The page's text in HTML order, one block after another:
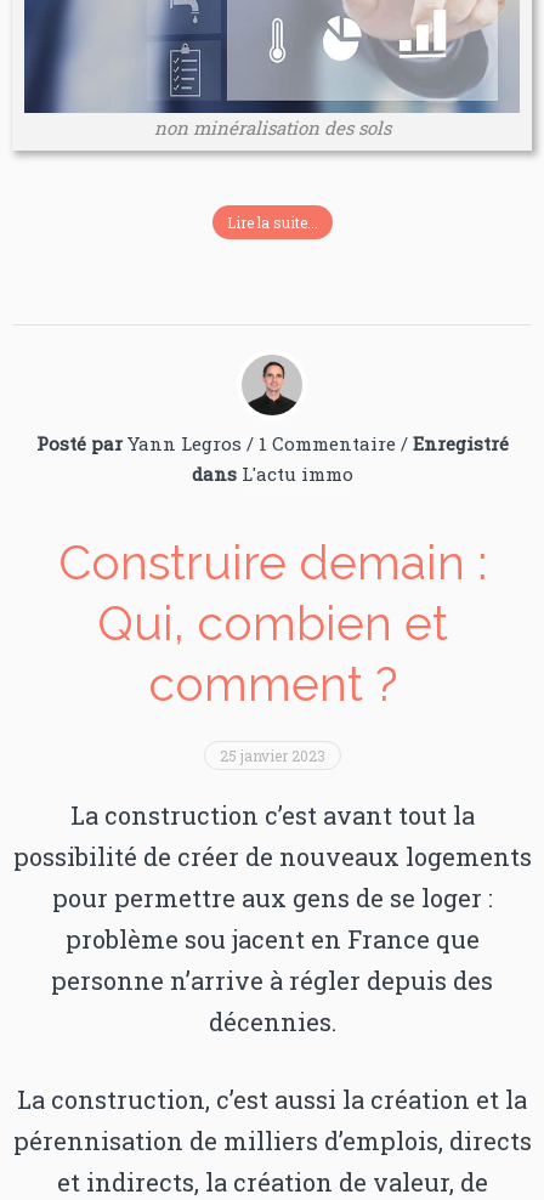
non minéralisation des sols
Lire la suite...
Posté par Yann Legros / 1 Commentaire / Enregistré
dans L'actu immo
Construire demain :
Qui, combien et
comment ?
25 janvier 2023
La construction c’est avant tout la
possibilité de créer de nouveaux logements
pour permettre aux gens de se loger :
problème sou jacent en France que
personne n’arrive à régler depuis des
décennies.
La construction, c’est aussi la création et la
pérennisation de milliers d’emplois, directs
et indirects, la création de valeur, de